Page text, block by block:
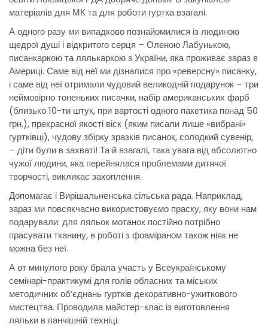
матеріалів для МК та для роботи гуртка взагалі.
А одного разу ми випадково познайомилися із людиною
щедрої душі і відкритого серця – Оленою Лабунькою,
писанкаркою та лялькаркою з України, яка проживає зараз в
Америці. Саме від неї ми дізналися про «реверсну» писанку,
і саме від неї отримали чудовий великодній подарунок – три
неймовірно тоненьких писачки, набір американських фарб
(близько 10-ти штук, при вартості одного пакетика понад 50
грн.), прекрасної якості віск (яким писали лише «вибрані»
гуртківці), чудову збірку зразків писанок, солодкий сувенір,
– діти були в захваті! Та й взагалі, така увага від абсолютно
чужої людини, яка перейнялася проблемами дитячої
творчості, викликає захоплення.
Допомагає і Вирішальненська сільська рада. Наприклад,
зараз ми повсякчасно використовуємо праску, яку вони нам
подарували: для ляльок мотанок постійно потрібно
прасувати тканину, в роботі з фоаміраном також ніяк не
можна без неї.
А от минулого року брала участь у Всеукраїнському
семінарі-практикумі для голів обласних та міських
методичних об’єднань гуртків декоративно-ужиткового
мистецтва. Проводила майстер-клас із виготовлення
ляльки в панчішній техніці.